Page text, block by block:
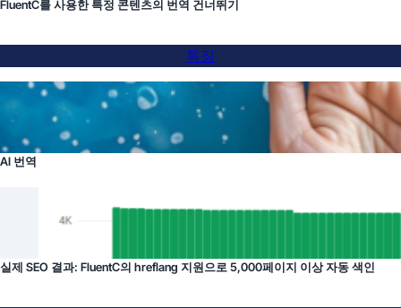
FluentC를 사용한 특정 콘텐츠의 번역 건너뛰기
특징
AI 번역
실제 SEO 결과: FluentC의 hreflang 지원으로 5,000페이지 이상 자동 색인